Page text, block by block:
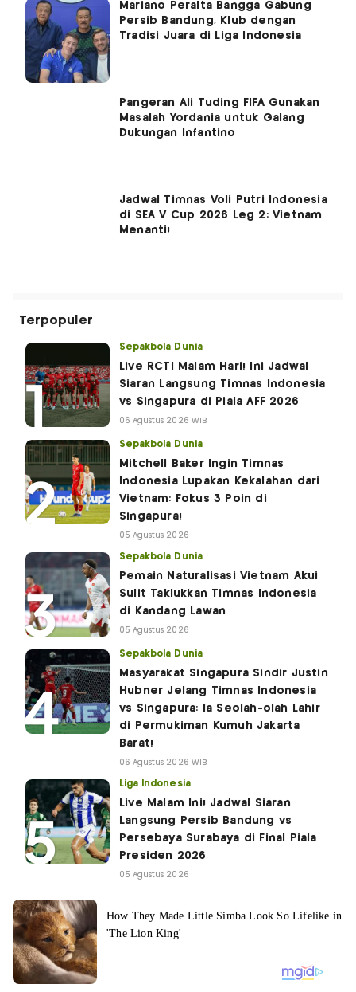
Mariano Peralta Bangga Gabung
Persib Bandung, Klub dengan
Tradisi Juara di Liga Indonesia
Pangeran Ali Tuding FIFA Gunakan
Masalah Yordania untuk Galang
Dukungan Infantino
Jadwal Timnas Voli Putri Indonesia
di SEA V Cup 2026 Leg 2: Vietnam
Menanti!
Terpopuler
Sepakbola Dunia
Live RCTI Malam Hari! Ini Jadwal
Siaran Langsung Timnas Indonesia
vs Singapura di Piala AFF 2026
06 Agustus 2026 WIB
Sepakbola Dunia
Mitchell Baker Ingin Timnas
Indonesia Lupakan Kekalahan dari
Vietnam: Fokus 3 Poin di
Singapura!
05 Agustus 2026
Sepakbola Dunia
Pemain Naturalisasi Vietnam Akui
Sulit Taklukkan Timnas Indonesia
di Kandang Lawan
05 Agustus 2026
Sepakbola Dunia
Masyarakat Singapura Sindir Justin
Hubner Jelang Timnas Indonesia
vs Singapura: Ia Seolah-olah Lahir
di Permukiman Kumuh Jakarta
Barat!
06 Agustus 2026 WIB
Liga Indonesia
Live Malam Ini! Jadwal Siaran
Langsung Persib Bandung vs
Persebaya Surabaya di Final Piala
Presiden 2026
05 Agustus 2026